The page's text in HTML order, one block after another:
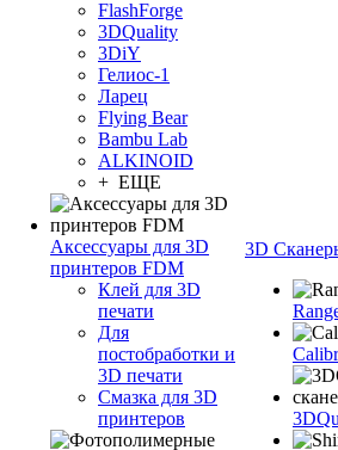
FlashForge
3DQuality
3DiY
Гелиос-1
Ларец
Flying Bear
Bambu Lab
ALKINOID
+ ЕЩЕ
Аксессуары для 3D
принтеров FDM
Клей для 3D
печати
Для
постобработки и
3D печати
Смазка для 3D
принтеров
3D